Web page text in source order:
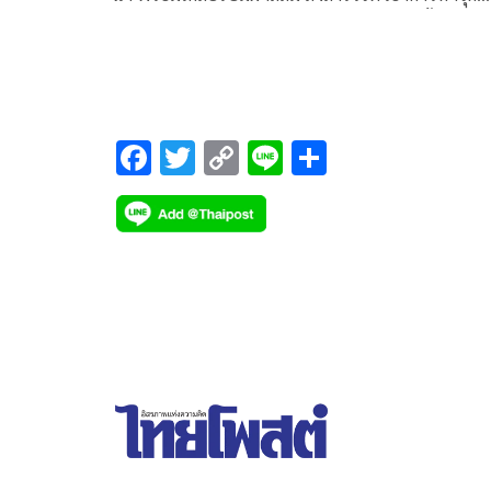
F
ac
e
T
wi
tt
C
o
p
Li